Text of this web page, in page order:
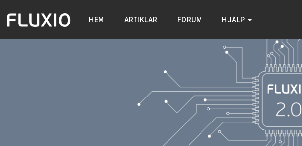
HEM ARTIKLAR FORUM HJÄLP